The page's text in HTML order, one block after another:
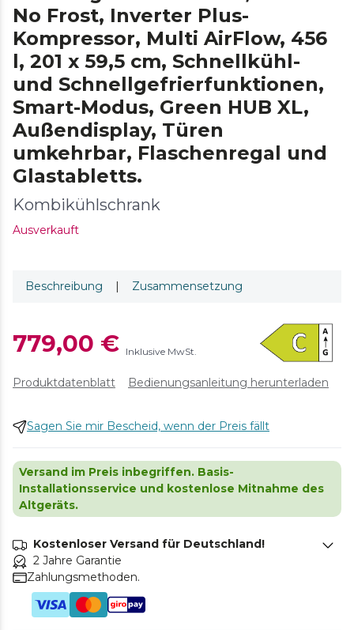
No Frost, Inverter Plus-
Kompressor, Multi AirFlow, 456
l, 201 x 59,5 cm, Schnellkühl-
und Schnellgefrierfunktionen,
Smart-Modus, Green HUB XL,
Außendisplay, Türen
umkehrbar, Flaschenregal und
Glastabletts.
Kombikühlschrank
Ausverkauft
Beschreibung | Zusammensetzung
779,00 € Inklusive MwSt.
Produktdatenblatt Bedienungsanleitung herunterladen
Sagen Sie mir Bescheid, wenn der Preis fällt
Versand im Preis inbegriffen. Basis-
Installationsservice und kostenlose Mitnahme des
Altgeräts.
Kostenloser Versand für Deutschland!
2 Jahre Garantie
Zahlungsmethoden.